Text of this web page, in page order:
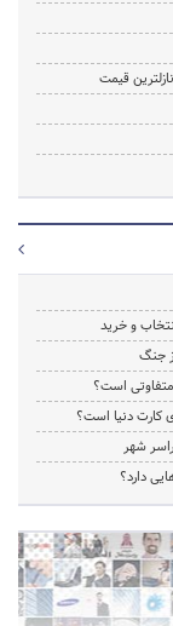
قیمت
و خرید
است؟
شهر
دارد؟